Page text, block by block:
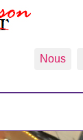
Nous